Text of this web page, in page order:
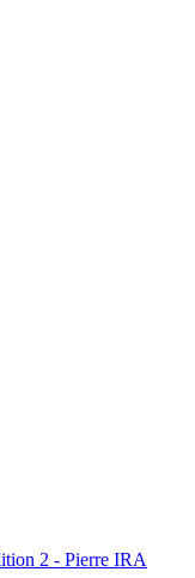
2 - Pierre IRA